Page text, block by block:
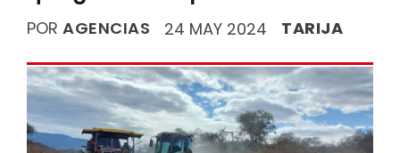
POR AGENCIAS 24 MAY 2024 TARIJA